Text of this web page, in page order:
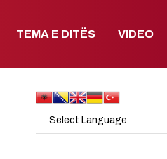
TEMA E DITËS VIDEO